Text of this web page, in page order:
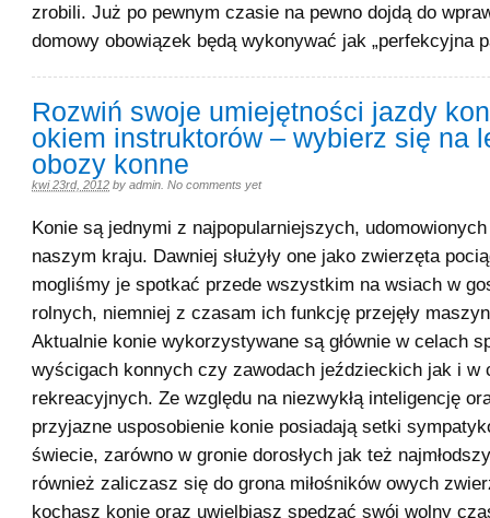
zrobili. Już po pewnym czasie na pewno dojdą do
domowy obowiązek będą wykonywać jak „perfekcyjna
Rozwiń swoje umiejętności jazdy
okiem instruktorów – wybierz się na
obozy konne
kwi 23rd, 2012 by admin No comments yet
Konie są jednymi z najpopularniejszych,
naszym kraju. Dawniej służyły one jako zwierzęta
mogliśmy je spotkać przede wszystkim na wsiach w
rolnych, niemniej z czasam ich funkcję przejęły
Aktualnie konie wykorzystywane są głównie w celach
wyścigach konnych czy zawodach jeździeckich jak i w
rekreacyjnych. Ze względu na niezwykłą inteligencję
przyjazne usposobienie konie posiadają setki
świecie, zarówno w gronie dorosłych jak też
również zaliczasz się do grona miłośników owych
kochasz konie oraz uwielbiasz spędzać swój wolny